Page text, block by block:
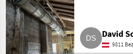
David
9811